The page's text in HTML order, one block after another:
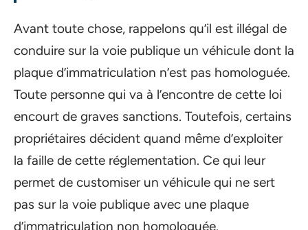
Avant toute chose, rappelons qu’il est illégal de
conduire sur la voie publique un véhicule dont la
plaque d’immatriculation n’est pas homologuée.
Toute personne qui va à l’encontre de cette loi
encourt de graves sanctions. Toutefois, certains
propriétaires décident quand même d’exploiter
la faille de cette réglementation. Ce qui leur
permet de customiser un véhicule qui ne sert
pas sur la voie publique avec une plaque
d’immatriculation non homologuée.